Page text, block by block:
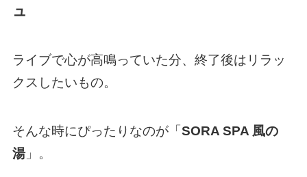
ュ
ライブで心が高鳴っていた分、終了後はリラッ
クスしたいもの。
そんな時にぴったりなのが「SORA SPA 風の
湯」。